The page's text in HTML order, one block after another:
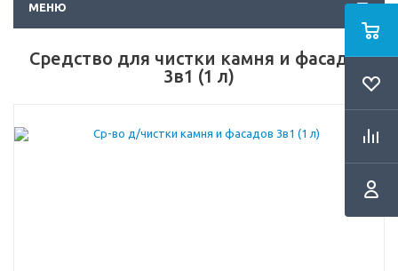
МЕНЮ
Средство для чистки камня и фасадов
3в1 (1 л)